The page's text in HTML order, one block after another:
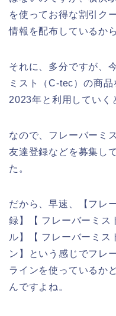
を使ってお得な割引ク
情報を配布しているか
それに、多分ですが、
ミスト（C-tec）の商
2023年と利用していく
なので、フレーバーミ
友達登録などを募集し
た。
だから、早速、【フレ
録】【 フレーバーミス
ル】【 フレーバーミス
ン】という感じでフレ
ラインを使っているか
んですよね。